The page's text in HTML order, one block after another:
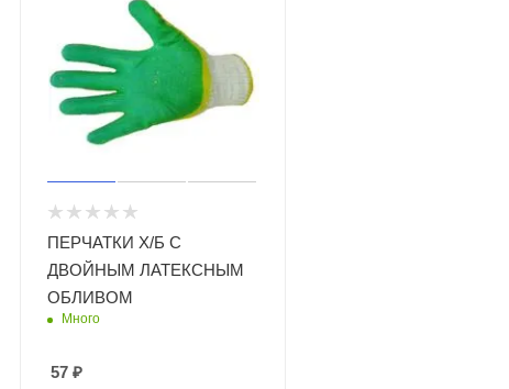
ПЕРЧАТКИ Х/Б С
ДВОЙНЫМ ЛАТЕКСНЫМ
ОБЛИВОМ
Много
57 ₽